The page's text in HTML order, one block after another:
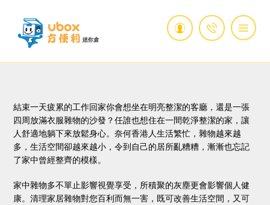
結束一天疲累的工作回家你會想坐在明亮整潔的客廳，還是一張
四周放滿衣服雜物的沙發？任誰也想住在一間乾淨整潔的家，讓
人舒適地躺下來放鬆身心。奈何香港人生活繁忙，雜物越來越
多，生活空間卻越來越小，令到自己的居所亂糟糟，漸漸也忘記
了家中曾經整齊的模樣。
家中雜物多不單止影響視覺享受，所積聚的灰塵更會影響個人健
康。清理家居雜物對您百利而無一害，既可改善生活空間，又可